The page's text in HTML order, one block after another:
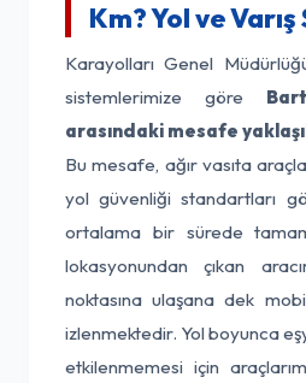
Km? Yol ve Varış
Karayolları Genel
sistemlerimize göre
arasındaki mesafe
Bu mesafe, ağır vasıta
yol güvenliği standartları
ortalama bir sürede
lokasyonundan çıkan
noktasına ulaşana dek
izlenmektedir. Yol boyunca
etkilenmemesi için